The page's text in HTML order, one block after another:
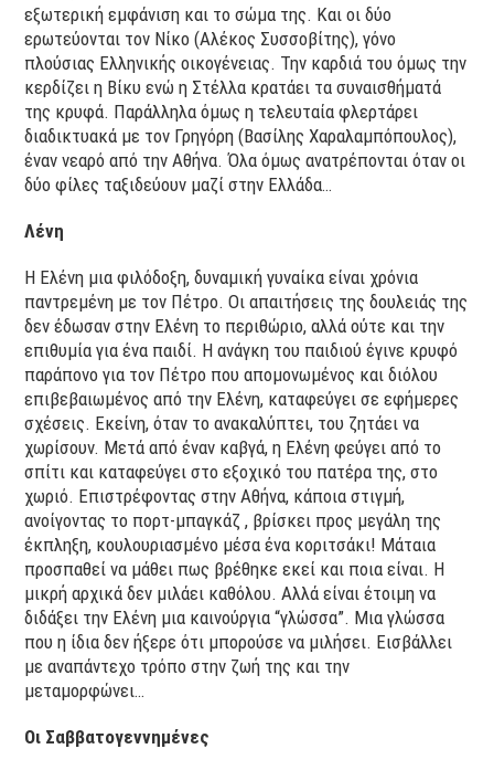
εξωτερική εμφάνιση και το σώμα της. Και οι δύο
ερωτεύονται τον Νίκο (Αλέκος Συσσοβίτης), γόνο
πλούσιας Ελληνικής οικογένειας. Την καρδιά του όμως την
κερδίζει η Βίκυ ενώ η Στέλλα κρατάει τα συναισθήματά
της κρυφά. Παράλληλα όμως η τελευταία φλερτάρει
διαδικτυακά με τον Γρηγόρη (Βασίλης Χαραλαμπόπουλος),
έναν νεαρό από την Αθήνα. Όλα όμως ανατρέπονται όταν οι
δύο φίλες ταξιδεύουν μαζί στην Ελλάδα…
Λένη
Η Ελένη μια φιλόδοξη, δυναμική γυναίκα είναι χρόνια
παντρεμένη με τον Πέτρο. Οι απαιτήσεις της δουλειάς της
δεν έδωσαν στην Ελένη το περιθώριο, αλλά ούτε και την
επιθυμία για ένα παιδί. Η ανάγκη του παιδιού έγινε κρυφό
παράπονο για τον Πέτρο που απομονωμένος και διόλου
επιβεβαιωμένος από την Ελένη, καταφεύγει σε εφήμερες
σχέσεις. Εκείνη, όταν το ανακαλύπτει, του ζητάει να
χωρίσουν. Μετά από έναν καβγά, η Ελένη φεύγει από το
σπίτι και καταφεύγει στο εξοχικό του πατέρα της, στο
χωριό. Επιστρέφοντας στην Αθήνα, κάποια στιγμή,
ανοίγοντας το πορτ-μπαγκάζ , βρίσκει προς μεγάλη της
έκπληξη, κουλουριασμένο μέσα ένα κοριτσάκι! Μάταια
προσπαθεί να μάθει πως βρέθηκε εκεί και ποια είναι. Η
μικρή αρχικά δεν μιλάει καθόλου. Αλλά είναι έτοιμη να
διδάξει την Ελένη μια καινούργια “γλώσσα”. Μια γλώσσα
που η ίδια δεν ήξερε ότι μπορούσε να μιλήσει. Εισβάλλει
με αναπάντεχο τρόπο στην ζωή της και την
μεταμορφώνει…
Οι Σαββατογεννημένες